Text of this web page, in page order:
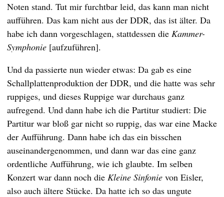
Noten stand. Tut mir furchtbar leid, das kann man nicht
aufführen. Das kam nicht aus der DDR, das ist älter. Da
habe ich dann vorgeschlagen, stattdessen die Kammer-
Symphonie [aufzuführen].
Und da passierte nun wieder etwas: Da gab es eine
Schallplattenproduktion der DDR, und die hatte was sehr
ruppiges, und dieses Ruppige war durchaus ganz
aufregend. Und dann habe ich die Partitur studiert: Die
Partitur war bloß gar nicht so ruppig, das war eine Macke
der Aufführung. Dann habe ich das ein bisschen
auseinandergenommen, und dann war das eine ganz
ordentliche Aufführung, wie ich glaubte. Im selben
Konzert war dann noch die Kleine Sinfonie von Eisler,
also auch ältere Stücke. Da hatte ich so das ungute